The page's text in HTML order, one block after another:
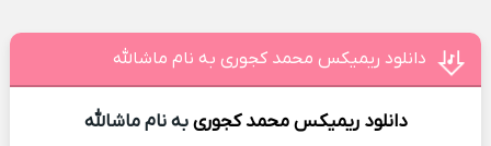
دانلود ریمیکس محمد کجوری به نام ماشالله
دانلود ریمیکس محمد کجوریبه نام ماشالله